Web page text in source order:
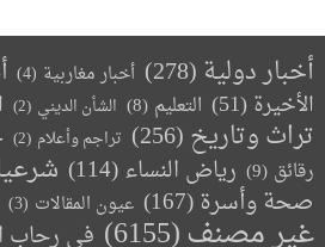
أخبار دولية (278) أخبار مغاربية (4)
الأخيرة (51) التعليم (8) الشأن الديني (2)
تراث وتاريخ(256) تراجم وأعلام (2)
رقائق (9) رياض النساء(114)
صحة وأسرة(167) عيون المقالات (3)
غير مصنف(6155) في رحاب